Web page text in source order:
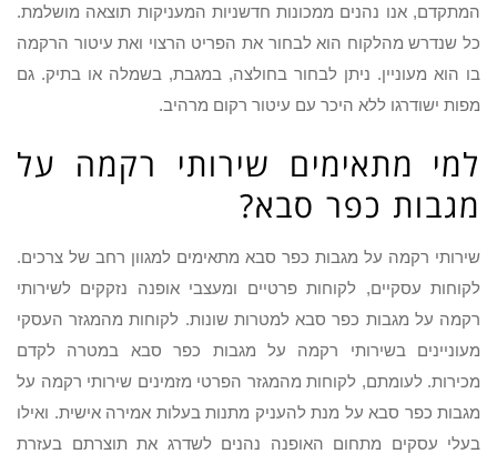
המתקדם, אנו נהנים ממכונות חדשניות המעניקות תוצאה מושלמת.
כל שנדרש מהלקוח הוא לבחור את הפריט הרצוי ואת עיטור הרקמה
בו הוא מעוניין. ניתן לבחור בחולצה, במגבת, בשמלה או בתיק. גם
מפות ישודרגו ללא היכר עם עיטור רקום מרהיב.
למי מתאימים שירותי רקמה על
מגבות כפר סבא?
שירותי רקמה על מגבות כפר סבא מתאימים למגוון רחב של צרכים.
לקוחות עסקיים, לקוחות פרטיים ומעצבי אופנה נזקקים לשירותי
רקמה על מגבות כפר סבא למטרות שונות. לקוחות מהמגזר העסקי
מעוניינים בשירותי רקמה על מגבות כפר סבא במטרה לקדם
מכירות. לעומתם, לקוחות מהמגזר הפרטי מזמינים שירותי רקמה על
מגבות כפר סבא על מנת להעניק מתנות בעלות אמירה אישית. ואילו
בעלי עסקים מתחום האופנה נהנים לשדרג את תוצרתם בעזרת